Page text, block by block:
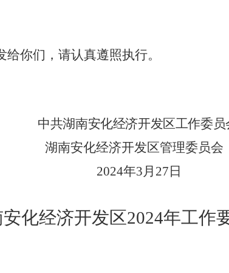
你们，请认真遵照执行。
中共湖南安化经济开发区工作委员
湖南安化经济开发区管理委员会
2024年3月 27 日
安化经济开发区2024年工作